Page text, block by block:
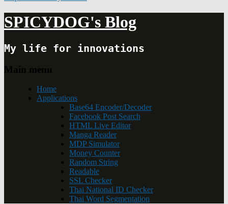
SPICYDOG's Blog
My life for innovations
Main menu
Home
Applications
Base64 Encoder/Decoder
Facebook Post Search
HTML Live Editor
Manga Reader
MDP Simulator
Money Counter
Random String
Readable
SSL Checker
Thai National ID Checker
Thai Word Segmentation